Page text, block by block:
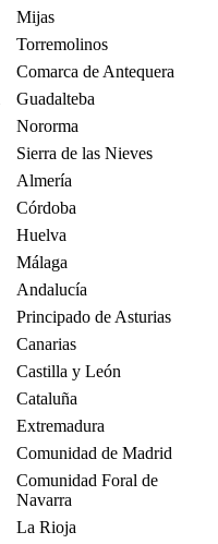
Mijas
Torremolinos
Comarca de Antequera
Guadalteba
Nororma
Sierra de las Nieves
Almería
Córdoba
Huelva
Málaga
Andalucía
Principado de Asturias
Canarias
Castilla y León
Cataluña
Extremadura
Comunidad de Madrid
Comunidad Foral de
Navarra
La Rioja